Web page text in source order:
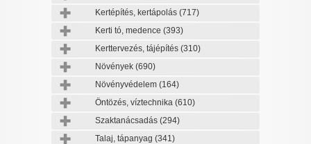
Kertépítés, kertápolás (717)
Kerti tó, medence (393)
Kerttervezés, tájépítés (310)
Növények (690)
Növényvédelem (164)
Öntözés, víztechnika (610)
Szaktanácsadás (294)
Talaj, tápanyag (341)